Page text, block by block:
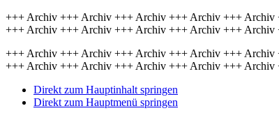
+++ Archiv +++ Archiv +++ Archiv +++ Archiv +++
+++ Archiv +++ Archiv +++ Archiv +++ Archiv +++
+++ Archiv +++ Archiv +++ Archiv +++ Archiv +++
+++ Archiv +++ Archiv +++ Archiv +++ Archiv +++
Direkt zum Hauptinhalt springen
Direkt zum Hauptmenü springen